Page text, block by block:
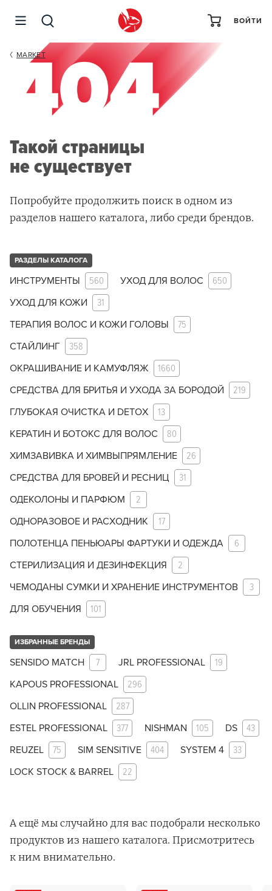
ВОЙТИ
MARKET
Такой страницы
не существует
Попробуйте продолжить поиск в одном из
разделов нашего каталога, либо среди брендов.
РАЗДЕЛЫ КАТАЛОГА
ИНСТРУМЕНТЫ 560 УХОД ДЛЯ ВОЛОС 650
УХОД ДЛЯ КОЖИ 31
ТЕРАПИЯ ВОЛОС И КОЖИ ГОЛОВЫ 75
СТАЙЛИНГ 358
ОКРАШИВАНИЕ И КАМУФЛЯЖ 1660
СРЕДСТВА ДЛЯ БРИТЬЯ И УХОДА ЗА БОРОДОЙ 219
ГЛУБОКАЯ ОЧИСТКА И DETOX 13
КЕРАТИН И БОТОКС ДЛЯ ВОЛОС 80
ХИМЗАВИВКА И ХИМВЫПРЯМЛЕНИЕ 26
СРЕДСТВА ДЛЯ БРОВЕЙ И РЕСНИЦ 31
ОДЕКОЛОНЫ И ПАРФЮМ 2
ОДНОРАЗОВОЕ И РАСХОДНИК 17
ПОЛОТЕНЦА ПЕНЬЮАРЫ ФАРТУКИ И ОДЕЖДА 6
СТЕРИЛИЗАЦИЯ И ДЕЗИНФЕКЦИЯ 2
ЧЕМОДАНЫ СУМКИ И ХРАНЕНИЕ ИНСТРУМЕНТОВ 3
ДЛЯ ОБУЧЕНИЯ 101
ИЗБРАННЫЕ БРЕНДЫ
SENSIDO MATCH 7 JRL PROFESSIONAL 19
KAPOUS PROFESSIONAL 296
OLLIN PROFESSIONAL 287
ESTEL PROFESSIONAL 377 NISHMAN 105 DS 43
REUZEL 75 SIM SENSITIVE 404 SYSTEM 4 33
LOCK STOCK & BARREL 22
А ещё мы случайно для вас подобрали несколько
продуктов из нашего каталога. Присмотритесь
к ним внимательно.
Заяц–робот